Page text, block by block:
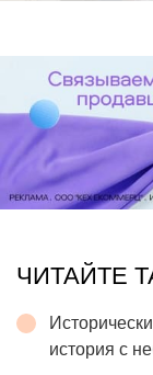
ЧИТАЙТЕ
история с